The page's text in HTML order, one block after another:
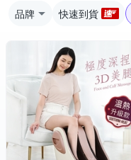
品牌 快速到貨